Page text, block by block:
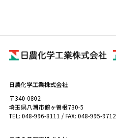
日農化学工業株式会社
〒340-0802
埼玉県八潮市鶴ヶ曽根730-5
TEL: 048-996-8111 / FAX: 048-995-9712